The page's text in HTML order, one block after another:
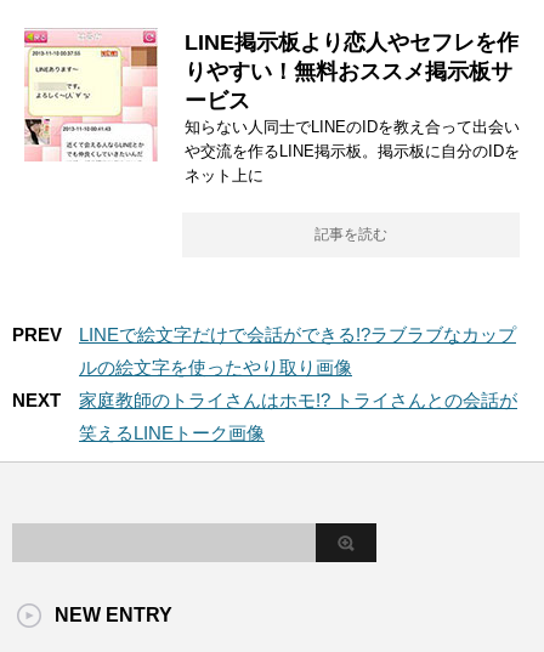
LINE掲示板より恋人やセフレを作
りやすい！無料おススメ掲示板サ
ービス
知らない人同士でLINEのIDを教え合って出会い
や交流を作るLINE掲示板。掲示板に自分のIDを
ネット上に
記事を読む
PREV
LINEで絵文字だけで会話ができる!?ラブラブなカップ
ルの絵文字を使ったやり取り画像
NEXT
家庭教師のトライさんはホモ!? トライさんとの会話が
笑えるLINEトーク画像
NEW ENTRY